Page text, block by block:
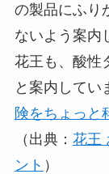
の製品にふり
ないよう案内
花王も、酸性
と案内してい
険をちょっと
（出典： 花王
ント ）